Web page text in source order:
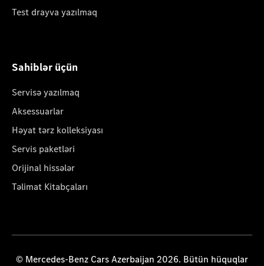
Test drayva yazılmaq
Sahiblər üçün
Servisə yazılmaq
Aksessuarlar
Həyat tərz kolleksiyası
Servis paketləri
Orijinal hissələr
Təlimat Kitabçaları
© Mercedes-Benz Cars Azerbaijan 2026. Bütün hüquqlar